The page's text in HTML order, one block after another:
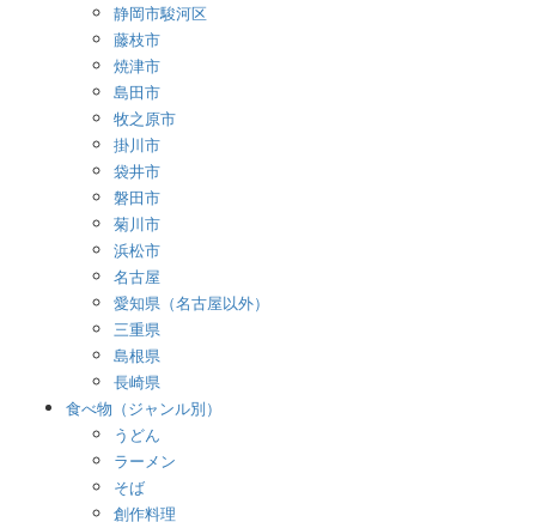
静岡市駿河区
藤枝市
焼津市
島田市
牧之原市
掛川市
袋井市
磐田市
菊川市
浜松市
名古屋
愛知県（名古屋以外）
三重県
島根県
長崎県
食べ物（ジャンル別）
うどん
ラーメン
そば
創作料理